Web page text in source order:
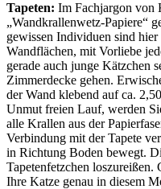
Tapeten: Im Fachjargon von
„Wandkrallenwetz-Papiere“
gewissen Individuen sind
Wandflächen, mit Vorliebe
gerade auch junge Kätzchen
Zimmerdecke gehen.
der Wand klebend auf ca.
Unmut freien Lauf, werden
alle Krallen aus der
Verbindung mit der Tapete
in Richtung Boden bewegt.
Tapetenfetzchen loszureißen.
Ihre Katze genau in diesem